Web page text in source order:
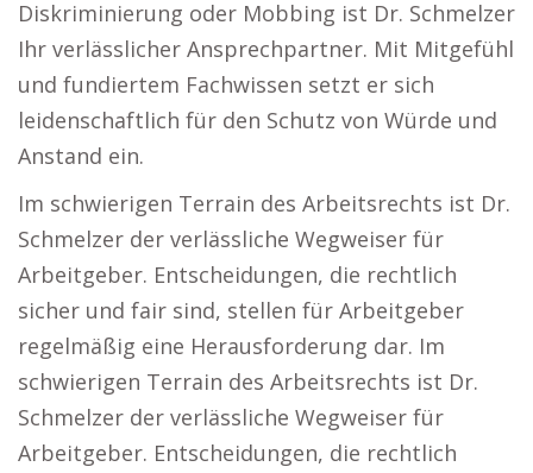
Diskriminierung oder Mobbing ist Dr. Schmelzer
Ihr verlässlicher Ansprechpartner. Mit Mitgefühl
und fundiertem Fachwissen setzt er sich
leidenschaftlich für den Schutz von Würde und
Anstand ein.
Im schwierigen Terrain des Arbeitsrechts ist Dr.
Schmelzer der verlässliche Wegweiser für
Arbeitgeber. Entscheidungen, die rechtlich
sicher und fair sind, stellen für Arbeitgeber
regelmäßig eine Herausforderung dar. Im
schwierigen Terrain des Arbeitsrechts ist Dr.
Schmelzer der verlässliche Wegweiser für
Arbeitgeber. Entscheidungen, die rechtlich